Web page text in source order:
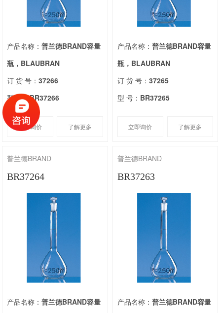
产品名称：普兰德BRAND容量
瓶，BLAUBRAN
订 货 号：37266
型 号：BR37266
立即询价 了解更多
产品名称： 普兰德BRAND容量
瓶，BLAUBRAN
订 货 号： 37265
型 号： BR37265
立即询价 了解更多
普兰德BRAND
BR37264
产品名称：普兰德BRAND容量
普兰德BRAND
BR37263
产品名称： 普兰德BRAND容量